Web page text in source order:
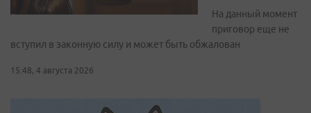
На данный момент
приговор еще не
вступил в законную силу и может быть обжалован
15:48, 4 августа 2026